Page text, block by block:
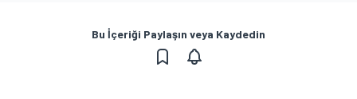
Bu İçeriği Paylaşın veya Kaydedin